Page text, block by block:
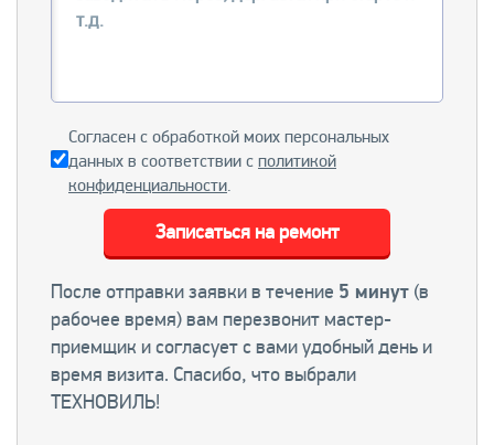
Согласен с обработкой моих персональных
данных в соответствии с политикой
конфиденциальности.
После отправки заявки в течение 5 минут (в
рабочее время) вам перезвонит мастер-
приемщик и согласует с вами удобный день и
время визита. Спасибо, что выбрали
ТЕХНОВИЛЬ!
Записаться на ремонт